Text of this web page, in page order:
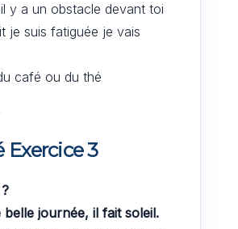
y a un obstacle devant toi
je suis fatiguée je vais
café ou du thé
Exercice 3
belle journée, il fait soleil.